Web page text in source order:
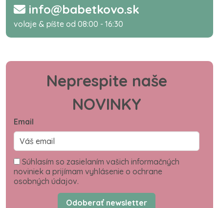
info@babetkovo.sk
volaje & píšte od 08:00 - 16:30
Neprespite naše
NOVINKY
Email
Súhlasím so zasielaním vašich informačných
noviniek a prijímam vyhlásenie o ochrane
osobných údajov.
Odoberať newsletter